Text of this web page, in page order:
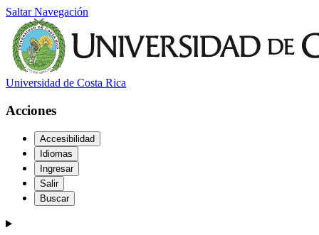
Saltar Navegación
Universidad de Costa Rica
Acciones
Accesibilidad
Idiomas
Ingresar
Salir
Buscar